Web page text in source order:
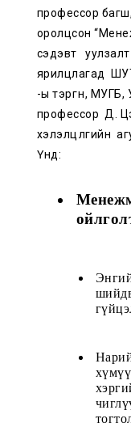
профессор
оролцсон
сэдэвт уулзалт
ярилцлагад
-ы тэргүүн,
профессор Д.
хэлэлцүүлгийн
Үүнд: